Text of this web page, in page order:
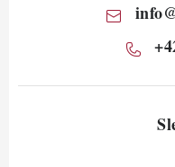
info